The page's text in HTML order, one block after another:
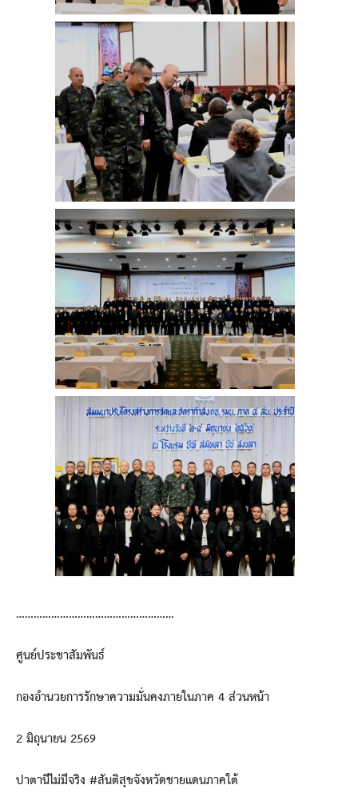
………………………………………………
ศูนย์ประชาสัมพันธ์
กองอำนวยการรักษาความมั่นคงภายในภาค 4 ส่วนหน้า
2 มิถุนายน 2569
ปาตานีไม่มีจริง #สันติสุขจังหวัดชายแดนภาคใต้